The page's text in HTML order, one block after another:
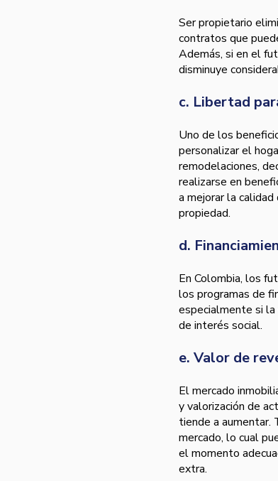
Ser propietario
contratos que
Además, si en el
disminuye
c. Libertad
Uno de los
personalizar el
remodelaciones,
realizarse en
a mejorar la
propiedad.
d.
En Colombia, los
los programas de
especialmente si la
de interés social.
e. Valor de
El mercado
y valorización de
tiende a aumentar.
mercado, lo cual
el momento
extra.